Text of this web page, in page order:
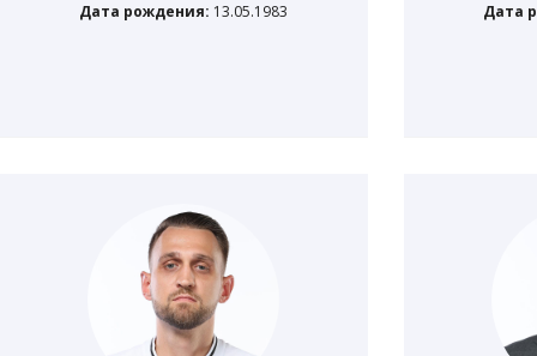
Дата рождения: 13.05.1983
Дата